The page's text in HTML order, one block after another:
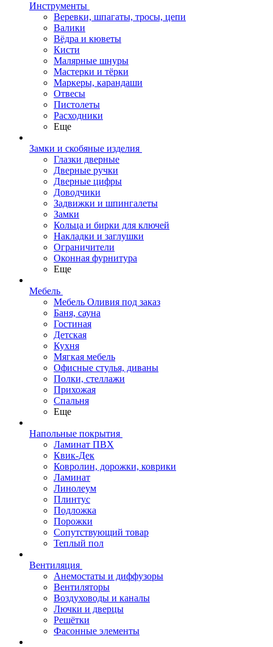
Инструменты
Веревки, шпагаты, тросы, цепи
Валики
Вёдра и кюветы
Кисти
Малярные шнуры
Мастерки и тёрки
Маркеры, карандаши
Отвесы
Пистолеты
Расходники
Еще
Замки и скобяные изделия
Глазки дверные
Дверные ручки
Дверные цифры
Доводчики
Задвижки и шпингалеты
Замки
Кольца и бирки для ключей
Накладки и заглушки
Ограничители
Оконная фурнитура
Еще
Мебель
Мебель Оливия под заказ
Баня, сауна
Гостиная
Детская
Кухня
Мягкая мебель
Офисные стулья, диваны
Полки, стеллажи
Прихожая
Спальня
Еще
Напольные покрытия
Ламинат ПВХ
Квик-Дек
Ковролин, дорожки, коврики
Ламинат
Линолеум
Плинтус
Подложка
Порожки
Сопутствующий товар
Теплый пол
Вентиляция
Анемостаты и диффузоры
Вентиляторы
Воздуховоды и каналы
Лючки и дверцы
Решётки
Фасонные элементы